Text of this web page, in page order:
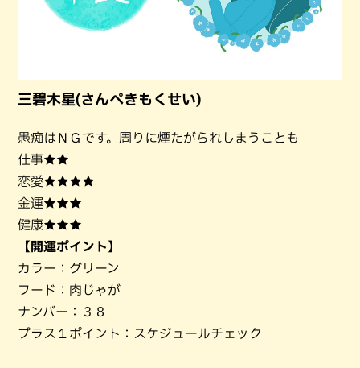
三碧木星(さんぺきもくせい)
愚痴はＮＧです。周りに煙たがられしまうことも
仕事★★
恋愛★★★★
金運★★★
健康★★★
【開運ポイント】
カラー：グリーン
フード：肉じゃが
ナンバー：３８
プラス１ポイント：スケジュールチェック